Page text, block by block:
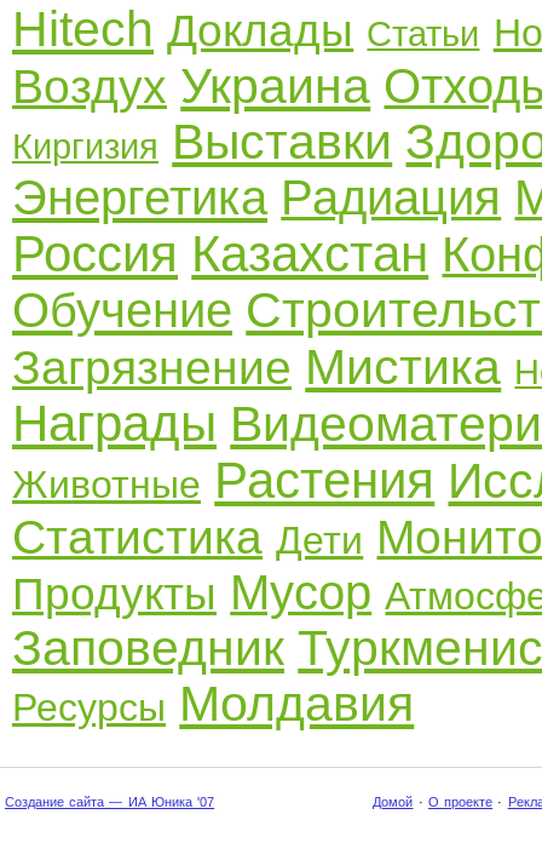
Hitech Доклады Статьи
Воздух Украина
Киргизия Выставки
Энергетика Радиация
Россия Казахстан
Обучение
Загрязнение Мистика
Награды
Животные Растения
Статистика Дети
Продукты Мусор
Заповедник
Ресурсы Молдавия
Создание сайта — ИА Юника '07 Домой · О проекте ·